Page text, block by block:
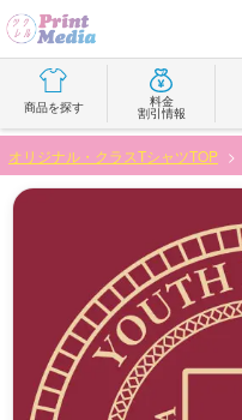
商品を探す 料金
割引情報
オリジナル・クラスTシャツTOP